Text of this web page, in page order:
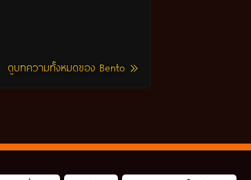
ดูบทความทั้งหมดของ Bento